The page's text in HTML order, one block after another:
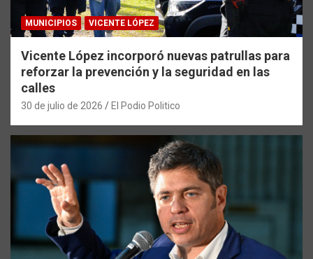
MUNICIPIOS VICENTE LÓPEZ
Vicente López incorporó nuevas patrullas para
reforzar la prevención y la seguridad en las
calles
30 de julio de 2026 El Podio Politico